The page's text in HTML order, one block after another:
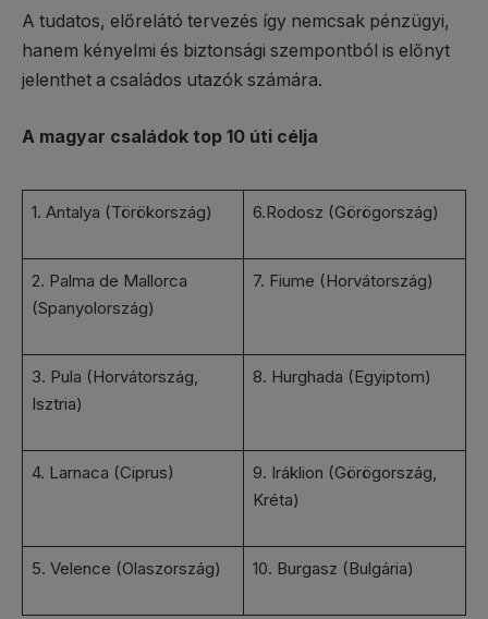
A tudatos, előrelátó tervezés így nemcsak pénzügyi,
hanem kényelmi és biztonsági szempontból is előnyt
jelenthet a családos utazók számára.
A magyar családok top 10 úti célja
1. Antalya (Törökország) 6.Rodosz (Görögország)
2. Palma de Mallorca
(Spanyolország)
7. Fiume (Horvátország)
3. Pula (Horvátország,
Isztria)
8. Hurghada (Egyiptom)
4. Larnaca (Ciprus)
9. Iráklion (Görögország,
Kréta)
5. Velence (Olaszország) 10. Burgasz (Bulgária)